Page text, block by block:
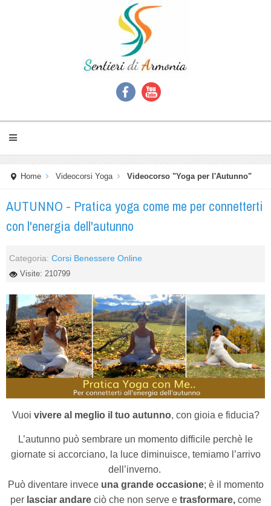
Home Videocorsi Yoga Videocorso "Yoga per l'Autunno"
AUTUNNO - Pratica yoga come me per connetterti
con l'energia dell'autunno
Categoria: Corsi Benessere Online
Visite: 210799
Vuoi vivere al meglio il tuo autunno, con gioia e fiducia?
L’autunno può sembrare un momento difficile perchè le
giornate si accorciano, la luce diminuisce, temiamo l’arrivo
dell’inverno.
Può diventare invece una grande occasione; è il momento
per lasciar andareciò che non serve etrasformare,come